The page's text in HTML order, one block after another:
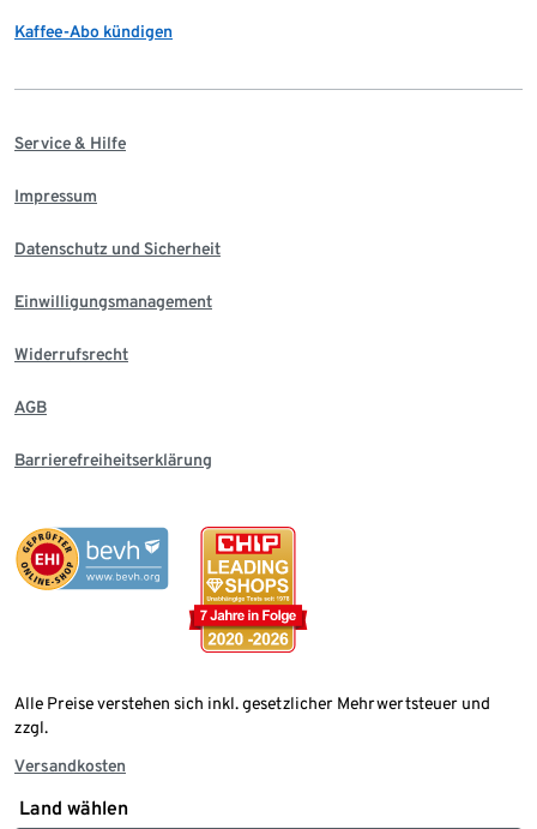
Kaffee-Abo kündigen
Service & Hilfe
Impressum
Datenschutz und Sicherheit
Einwilligungsmanagement
Widerrufsrecht
AGB
Barrierefreiheitserklärung
Alle Preise verstehen sich inkl. gesetzlicher Mehrwertsteuer und
zzgl.
Versandkosten
Land wählen